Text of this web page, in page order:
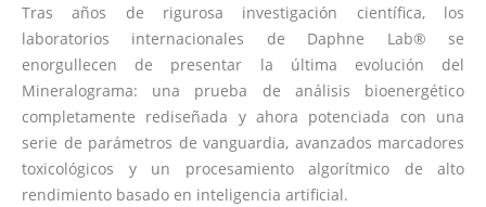
Tras años de rigurosa investigación científica, los
laboratorios internacionales de Daphne Lab® se
enorgullecen de presentar la última evolución del
Mineralograma: una prueba de análisis bioenergético
completamente rediseñada y ahora potenciada con una
serie de parámetros de vanguardia, avanzados marcadores
toxicológicos y un procesamiento algorítmico de alto
rendimiento basado en inteligencia artificial.